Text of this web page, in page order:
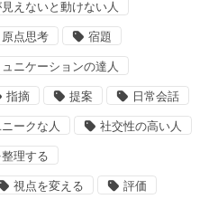
えないと動けない人
原点思考 宿題
ニケーションの達人
指摘 提案 日常会話
ークな人 社交性の高い人
理する
視点を変える 評価